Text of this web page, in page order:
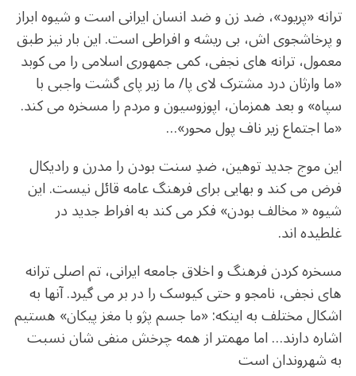
ترانه «پریود»، ضد زن و ضد انسان ایرانی است و شیوه ابراز
و پرخاشجوی اش، بی ریشه و افراطی است. این بار نیز طبق
معمول، ترانه های نجفی، کمی جمهوری اسلامی را می کوبد
«ما وارثان درد مشترک لای پا/ ما زیر پای گشت واجبی با
سپاه» و بعد همزمان، اپوزوسیون و مردم را مسخره می کند.
«ما اجتماع زیر ناف پول محور»…
این موج جدید توهین، ضدِ سنت بودن را مدرن و رادیکال
فرض می کند و بهایی برای فرهنگ عامه قائل نیست. این
شیوه « مخالف بودن» فکر می کند به افراط جدید در
غلطیده اند.
مسخره کردن فرهنگ و اخلاق جامعه ایرانی، تم اصلی ترانه
های نجفی، نامجو و حتی کیوسک را در بر می گیرد. آنها به
اشکال مختلف به اینکه: «ما جسم پژو با مغز پیکان» هستیم
اشاره دارند… اما مهمتر از همه چرخش منفی شان نسبت
به شهروندان است